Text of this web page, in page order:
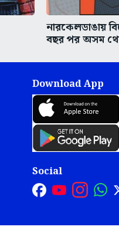
নারকেলডাঙায়
বছর পর অসম
Download App
Social